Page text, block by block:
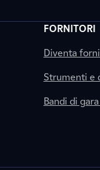
FORNITORI
Diventa
Strumenti e
Bandi di